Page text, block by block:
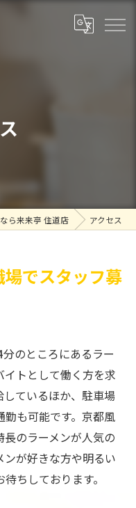
ら来来亭 住道店 アクセス
でスタッフ募
のところにあるラー
トとして働く方を求
ているほか、駐車場
も可能です。京都風
のラーメンが人気の
が好きな方や明るい
ちしております。